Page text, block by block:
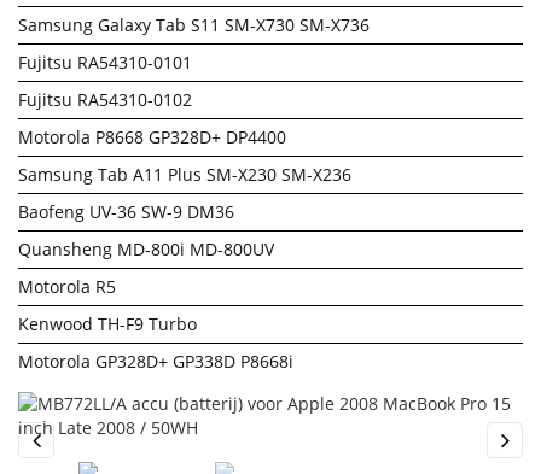
Samsung Galaxy Tab S11 SM-X730 SM-X736
Fujitsu RA54310-0101
Fujitsu RA54310-0102
Motorola P8668 GP328D+ DP4400
Samsung Tab A11 Plus SM-X230 SM-X236
Baofeng UV-36 SW-9 DM36
Quansheng MD-800i MD-800UV
Motorola R5
Kenwood TH-F9 Turbo
Motorola GP328D+ GP338D P8668i
Previous